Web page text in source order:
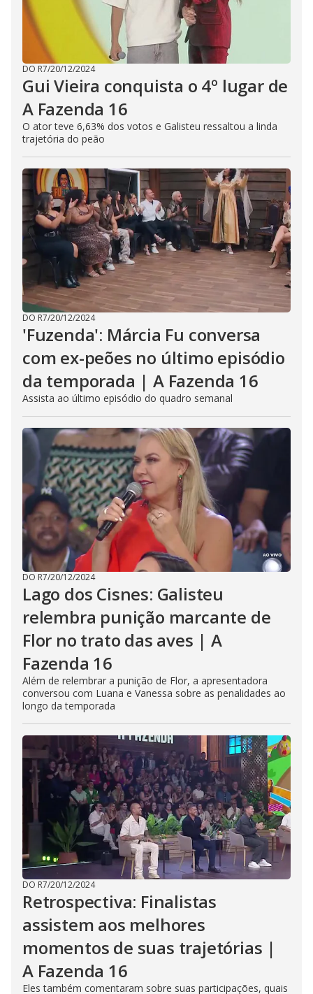
DO R7/20/12/2024
Gui Vieira conquista o 4º lugar de
A Fazenda 16
O ator teve 6,63% dos votos e Galisteu ressaltou a linda
trajetória do peão
DO R7/20/12/2024
'Fuzenda': Márcia Fu conversa
com ex-peões no último episódio
da temporada | A Fazenda 16
Assista ao último episódio do quadro semanal
DO R7/20/12/2024
Lago dos Cisnes: Galisteu
relembra punição marcante de
Flor no trato das aves | A
Fazenda 16
Além de relembrar a punição de Flor, a apresentadora
conversou com Luana e Vanessa sobre as penalidades ao
longo da temporada
DO R7/20/12/2024
Retrospectiva: Finalistas
assistem aos melhores
momentos de suas trajetórias |
A Fazenda 16
Eles também comentaram sobre suas participações, quais